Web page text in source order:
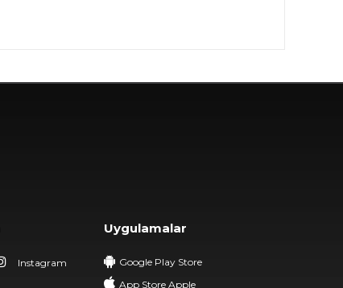
Instagram
Uygulamalar
Google Play Store
App Store Apple